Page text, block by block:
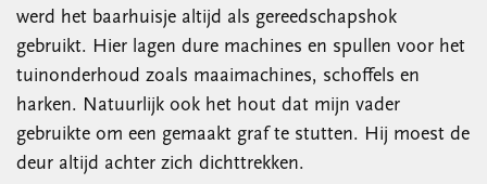
werd het baarhuisje altijd als gereedschapshok
gebruikt. Hier lagen dure machines en spullen voor het
tuinonderhoud zoals maaimachines, schoffels en
harken. Natuurlijk ook het hout dat mijn vader
gebruikte om een gemaakt graf te stutten. Hij moest de
deur altijd achter zich dichttrekken.